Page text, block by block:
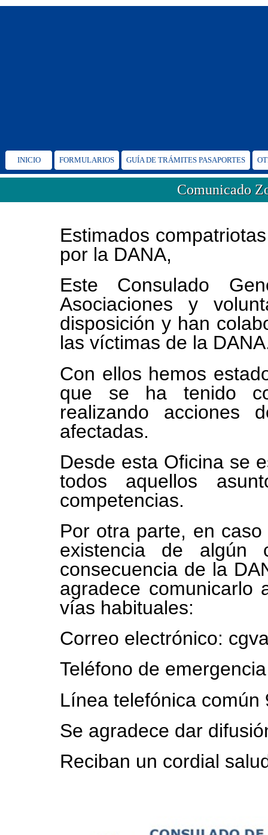
INICIO FORMULARIOS GUÍA DE TRÁMITES PASAPORTES
Comunicado
Estimados
por la DANA,
Este Consulado
Asociaciones y
disposición y han
las víctimas de la
Con ellos hemos
que se ha tenido
realizando acciones
afectadas.
Desde esta Oficina se
todos aquellos
competencias.
Por otra parte, en
existencia de algún
consecuencia de la
agradece comunicarlo
vías habituales:
Correo electrónico:
Teléfono de
Línea telefónica común
Se agradece dar
Reciban un cordial